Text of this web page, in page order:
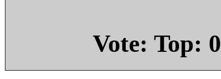
Vote: Top: 0